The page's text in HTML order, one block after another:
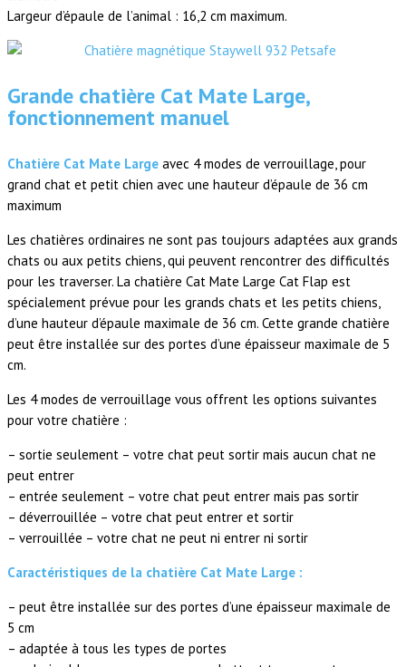
Largeur d’épaule de l’animal : 16,2 cm maximum.
Grande chatière Cat Mate Large,
fonctionnement manuel
Chatière Cat Mate Large avec 4 modes de verrouillage, pour
grand chat et petit chien avec une hauteur d’épaule de 36 cm
maximum
Les chatières ordinaires ne sont pas toujours adaptées aux grands
chats ou aux petits chiens, qui peuvent rencontrer des difficultés
pour les traverser. La chatière Cat Mate Large Cat Flap est
spécialement prévue pour les grands chats et les petits chiens,
d’une hauteur d’épaule maximale de 36 cm. Cette grande chatière
peut être installée sur des portes d’une épaisseur maximale de 5
cm.
Les 4 modes de verrouillage vous offrent les options suivantes
pour votre chatière :
– sortie seulement – votre chat peut sortir mais aucun chat ne
peut entrer
– entrée seulement – votre chat peut entrer mais pas sortir
– déverrouillée – votre chat peut entrer et sortir
– verrouillée – votre chat ne peut ni entrer ni sortir
Caractéristiques de la chatière Cat Mate Large :
– peut être installée sur des portes d’une épaisseur maximale de
5 cm
– adaptée à tous les types de portes